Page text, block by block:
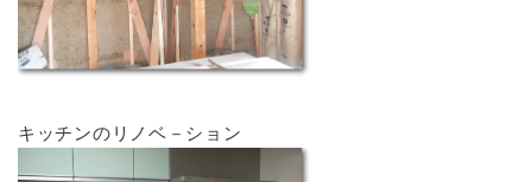
キッチンのリノベ－ション